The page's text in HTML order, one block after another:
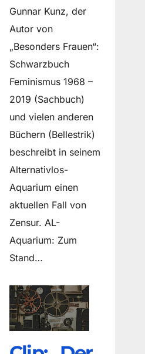
Gunnar Kunz, der
Autor von
„Besonders Frauen“:
Schwarzbuch
Feminismus 1968 –
2019 (Sachbuch)
und vielen anderen
Büchern (Bellestrik)
beschreibt in seinem
Alternativlos-
Aquarium einen
aktuellen Fall von
Zensur. AL-
Aquarium: Zum
Stand…